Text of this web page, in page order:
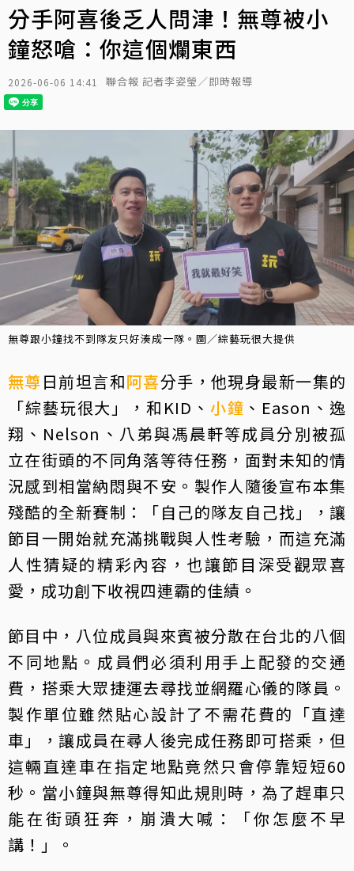
分手阿喜後乏人問津！無尊被小
鐘怒嗆：你這個爛東西
2026-06-06 14:41 聯合報 記者李姿瑩／即時報導
無尊跟小鐘找不到隊友只好湊成一隊。圖／綜藝玩很大提供
無尊日前坦言和阿喜分手，他現身最新一集的
「綜藝玩很大」，和KID、 小鐘 、Eason、逸
翔、Nelson、八弟與馮晨軒等成員分別被孤
立在街頭的不同角落等待任務，面對未知的情
況感到相當納悶與不安。製作人隨後宣布本集
殘酷的全新賽制：「自己的隊友自己找」，讓
節目一開始就充滿挑戰與人性考驗，而這充滿
人性猜疑的精彩內容，也讓節目深受觀眾喜
愛，成功創下收視四連霸的佳績。
節目中，八位成員與來賓被分散在台北的八個
不同地點。成員們必須利用手上配發的交通
費，搭乘大眾捷運去尋找並網羅心儀的隊員。
製作單位雖然貼心設計了不需花費的「直達
車」，讓成員在尋人後完成任務即可搭乘，但
這輛直達車在指定地點竟然只會停靠短短60
秒。當小鐘與無尊得知此規則時，為了趕車只
能在街頭狂奔，崩潰大喊：「你怎麼不早
講！」。